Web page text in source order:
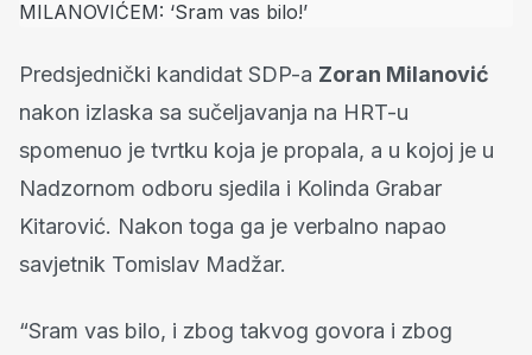
Predsjednički kandidat SDP-a Zoran Milanović
nakon izlaska sa sučeljavanja na HRT-u
spomenuo je tvrtku koja je propala, a u kojoj je u
Nadzornom odboru sjedila i Kolinda Grabar
Kitarović. Nakon toga ga je verbalno napao
savjetnik Tomislav Madžar.
“Sram vas bilo, i zbog takvog govora i zbog